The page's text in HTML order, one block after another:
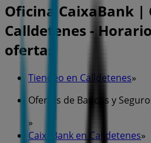
Oficina CaixaBank |
Calldetenes -
ofertas
Tiendeo en Calldetenes»
Ofertas de Bancos y
»
CaixaBank en Calldetenes»